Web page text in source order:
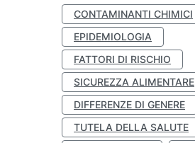
CONTAMINANTI CHIMICI
EPIDEMIOLOGIA
FATTORI DI RISCHIO
SICUREZZA ALIMENTARE
DIFFERENZE DI GENERE
TUTELA DELLA SALUTE